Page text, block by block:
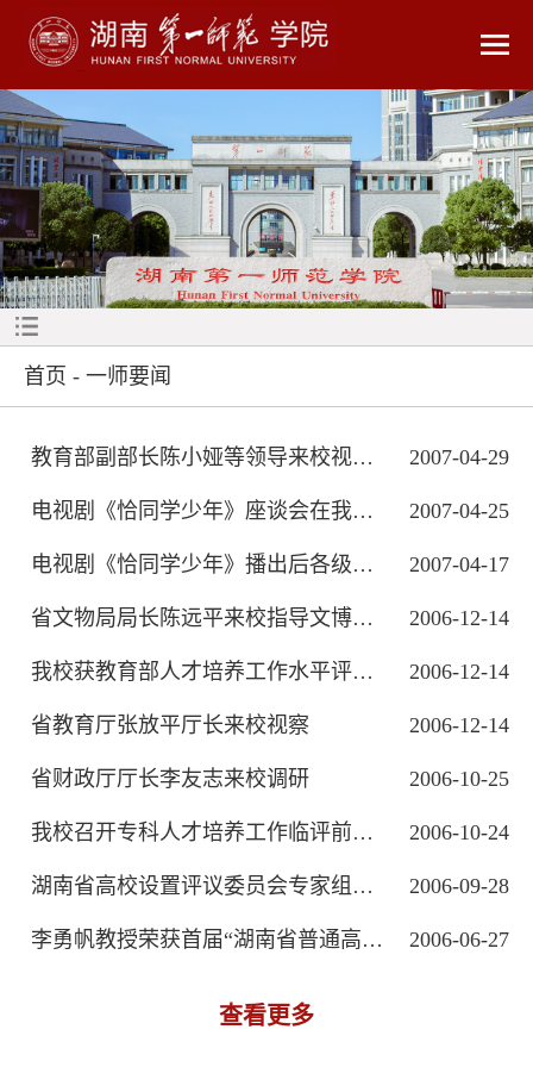
首页 - 一师要闻
2007-04-29
教育部副部长陈小娅等领导来校视察勉励...
2007-04-25
电视剧《恰同学少年》座谈会在我校举行
2007-04-17
电视剧《恰同学少年》播出后各级领导来...
2006-12-14
省文物局局长陈远平来校指导文博工作
2006-12-14
我校获教育部人才培养工作水平评估优秀等级
2006-12-14
省教育厅张放平厅长来校视察
2006-10-25
省财政厅厅长李友志来校调研
2006-10-24
我校召开专科人才培养工作临评前动员大会
2006-09-28
湖南省高校设置评议委员会专家组来我校评估
2006-06-27
李勇帆教授荣获首届“湖南省普通高等学...
查看更多